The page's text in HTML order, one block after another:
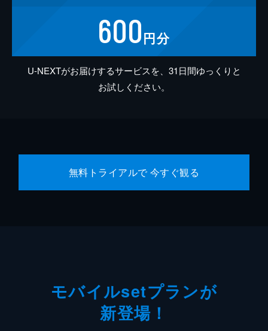
600円分
U-NEXTがお届けするサービスを、31日間ゆっくりと
お試しください。
無料トライアルで 今すぐ観る
モバイルsetプランが
新登場！